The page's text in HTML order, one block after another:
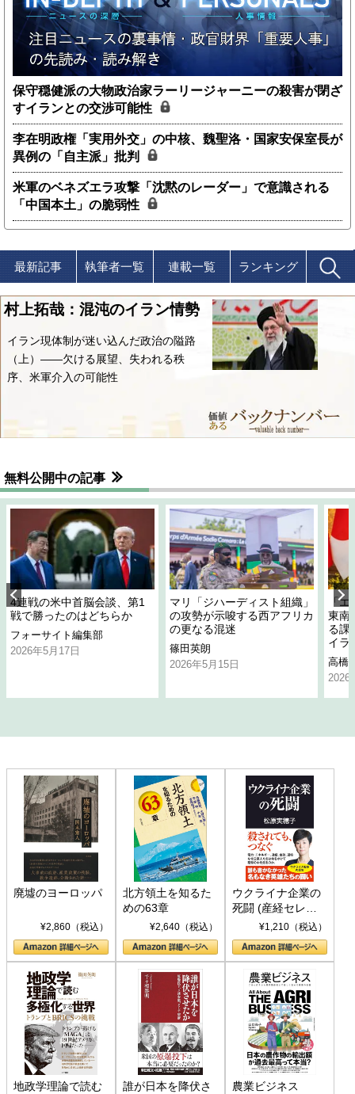
保守穏健派の大物政治家ラーリージャーニーの殺害が閉ざ
すイランとの交渉可能性
李在明政権「実用外交」の中核、魏聖洛・国家安保室長が
異例の「自主派」批判
米軍のベネズエラ攻撃「沈黙のレーダー」で意識される
「中国本土」の脆弱性
最新記事 執筆者一覧 連載一覧 ランキング
村上拓哉：混沌のイラン情勢
イラン現体制が迷い込んだ政治の隘路
（上）――欠ける展望、失われる秩
序、米軍介入の可能性
無料公開中の記事
4連戦の米中首脳会談、第1
戦で勝ったのはどちらか
フォーサイト編集部
2026年5月17日
マリ「ジハーディスト組織」
の攻勢が示唆する西アフリカ
の更なる混迷
篠田英朗
2026年5月15日
「
東南
る課
イラ
高橋
2026
廃墟のヨーロッパ
¥2,860（税込）
北方領土を知るた
めの63章
¥2,640（税込）
ウクライナ企業の
死闘 (産経セレク
ト S 039)¥1,210（税込）
地政学理論で読む
誰が日本を降伏さ
農業ビジネス